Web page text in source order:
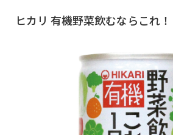
ヒカリ 有機野菜飲むならこれ